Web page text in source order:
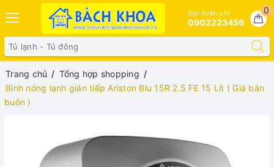
0
Gọi miễn phí
0902223456
Trang chủ
Tổng hợp shopping
Bình nóng lạnh gián tiếp Ariston Blu 15R 2.5 FE 15 Lít ( Giá bán
buôn )